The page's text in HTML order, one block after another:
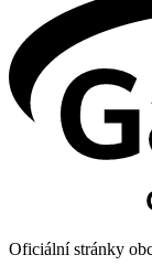
Oficiální stránky